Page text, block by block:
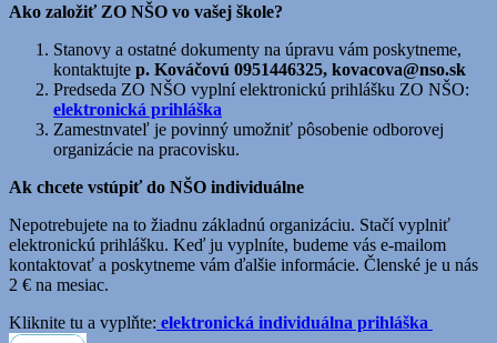
Ako založiť ZO NŠO vo vašej škole?
Stanovy a ostatné dokumenty na úpravu vám poskytneme,
kontaktujte p. Kováčovú 0951446325, kovacova@nso.sk
Predseda ZO NŠO vyplní elektronickú prihlášku ZO NŠO:
elektronická prihláška
Zamestnvateľ je povinný umožniť pôsobenie odborovej
organizácie na pracovisku.
Ak chcete vstúpiť do NŠO individuálne
Nepotrebujete na to žiadnu základnú organizáciu. Stačí vyplniť
elektronickú prihlášku. Keď ju vyplníte, budeme vás e-mailom
kontaktovať a poskytneme vám ďalšie informácie. Členské je u nás
2 € na mesiac.
Kliknite tu a vyplňte: elektronická individuálna prihláška